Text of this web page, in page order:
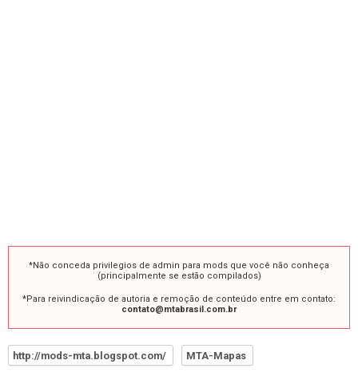
*Não conceda privilegios de admin para mods que você não conheça
(principalmente se estão compilados)
*Para reivindicação de autoria e remoção de conteúdo entre em contato:
contato@mtabrasil.com.br
http://mods-mta.blogspot.com/ MTA-Mapas